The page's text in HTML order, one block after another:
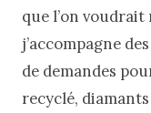
que l’on voudrait
j’accompagne
de demandes
recyclé,